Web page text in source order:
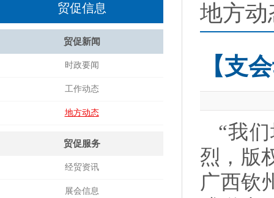
贸促信息
贸促新闻
时政要闻
工作动态
地方动态
贸促服务
经贸资讯
展会信息
地方动
【支
“我
烈，版
广西钦